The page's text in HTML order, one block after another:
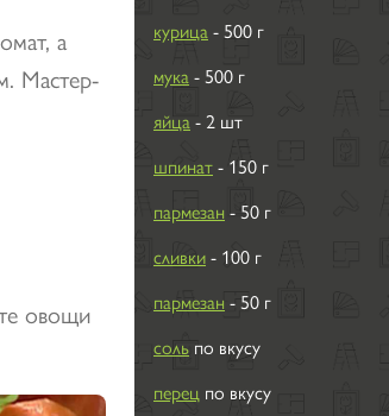
а
Мастер-
овощи
курица- 500 г
мука- 500 г
яйца- 2 шт
шпинат- 150 г
пармезан - 50 г
сливки- 100 г
пармезан- 50 г
соль по вкусу
перец по вкусу